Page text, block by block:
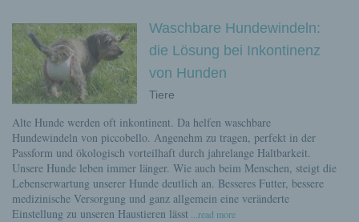
Waschbare Hundewindeln:
die Lösung bei Inkontinenz
von Hunden
Tiere
Alte Hunde werden oft inkontinent. Da helfen waschbare
Hundewindeln von piccobello. Angenehm zu tragen, perfekt in der
Passform und ökologisch vorteilhaft durch jahrelange Haltbarkeit.
Unsere Hunde leben immer länger. Wie auch beim Menschen, steigt die
Lebenserwartung unserer Hunde deutlich an. Besseres Futter, bessere
medizinische Versorgung und ganz allgemein eine veränderte
Einstellung zu unseren Haustieren lässt ...read more